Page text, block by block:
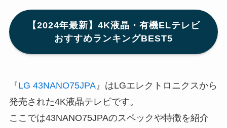
【2024年最新】4K液晶・有機ELテレビ
おすすめランキングBEST5
『LG 43NANO75JPA』はLGエレクトロニクスから
発売された4K液晶テレビです。
ここでは43NANO75JPAのスペックや特徴を紹介